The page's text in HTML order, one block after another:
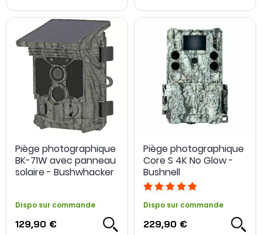
Piège photographique
BK-71W avec panneau
solaire - Bushwhacker
Dispo sur commande
129,90 €
Piège photographique
Core S 4K No Glow -
Bushnell
Dispo sur commande
229,90 €